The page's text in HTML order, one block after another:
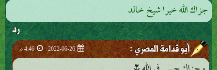
جزاك الله خيرا شيخ خالد
رد
أبو قدامة المصري:
2022-06-26 4:46 م